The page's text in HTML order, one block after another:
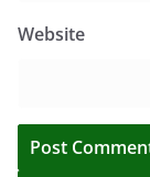
Website